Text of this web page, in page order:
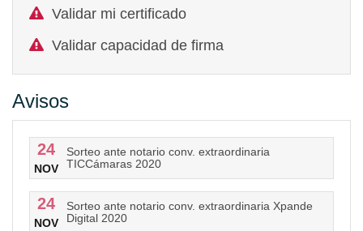
Validar mi certificado
Validar capacidad de firma
Avisos
24
NOV
Sorteo ante notario conv. extraordinaria
TICCámaras 2020
24
NOV
Sorteo ante notario conv. extraordinaria Xpande
Digital 2020